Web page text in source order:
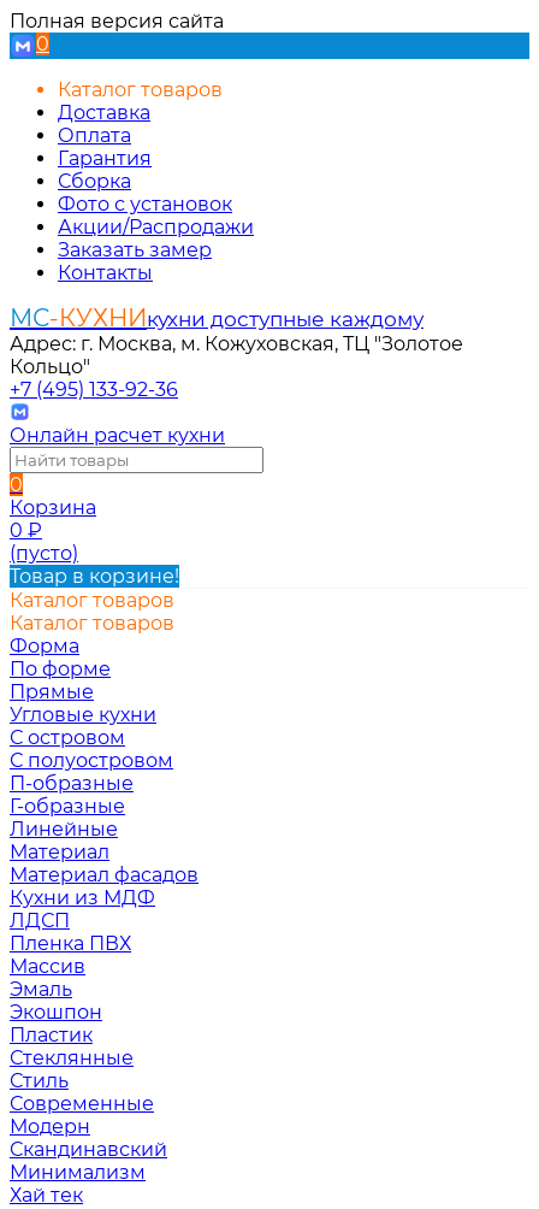
Полная версия сайта
0
Каталог товаров
Доставка
Оплата
Гарантия
Сборка
Фото с установок
Акции/Распродажи
Заказать замер
Контакты
МС-КУХНИкухни доступные каждому
Адрес: г. Москва, м. Кожуховская, ТЦ "Золотое
Кольцо"
+7 (495) 133-92-36
Онлайн расчет кухни
0
Корзина
0 ₽
(пусто)
Товар в корзине!
Каталог товаров
Каталог товаров
Форма
По форме
Прямые
Угловые кухни
С островом
С полуостровом
П-образные
Г-образные
Линейные
Материал
Материал фасадов
Кухни из МДФ
ЛДСП
Пленка ПВХ
Массив
Эмаль
Экошпон
Пластик
Стеклянные
Стиль
Современные
Модерн
Скандинавский
Минимализм
Хай тек